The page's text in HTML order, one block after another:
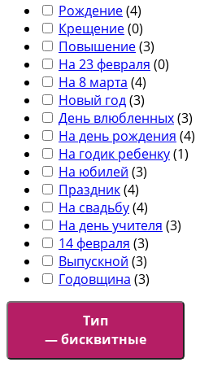
Рождение(4)
Крещение(0)
Повышение(3)
На 23 февраля (0)
На 8 марта (4)
Новый год(3)
День влюбленных(3)
На день рождения (4)
На годик ребенку(1)
На юбилей (3)
Праздник(4)
На свадьбу(4)
На день учителя (3)
14 февраля (3)
Выпускной (3)
Годовщина (3)
Тип
— бисквитные